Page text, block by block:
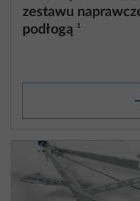
zestawu
podłogą
1